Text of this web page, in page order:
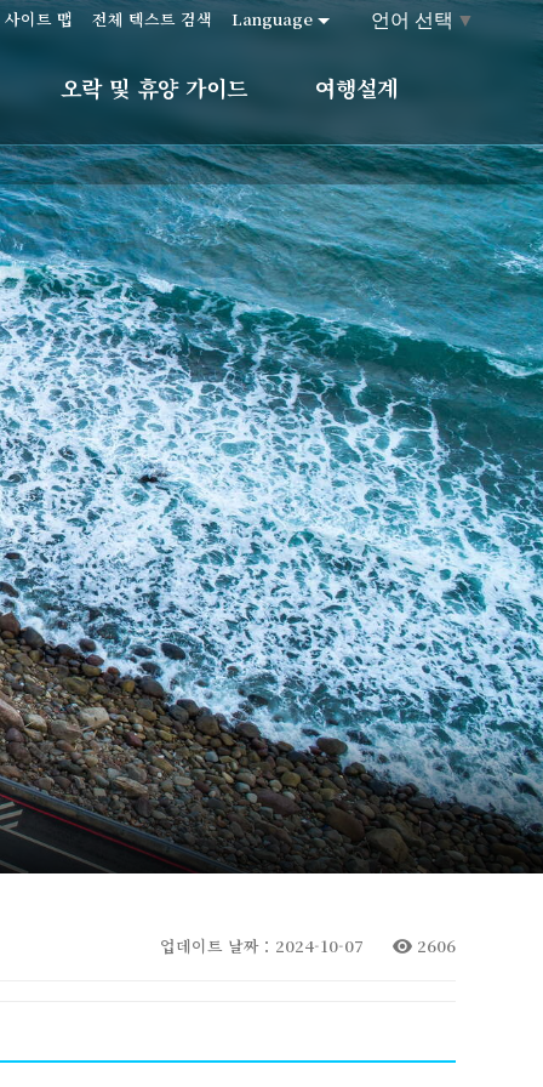
사이트 맵 전체 텍스트 검색 Language 언어 선택 ▼
오락 및 휴양 가이드 여행설계
업데이트 날짜：2024-10-07 2606